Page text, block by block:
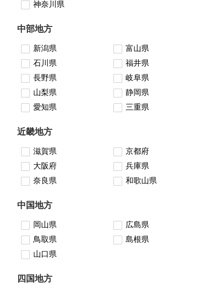
神奈川県
中部地方
新潟県
富山県
石川県
福井県
長野県
岐阜県
山梨県
静岡県
愛知県
三重県
近畿地方
滋賀県
京都府
大阪府
兵庫県
奈良県
和歌山県
中国地方
岡山県
広島県
鳥取県
島根県
山口県
四国地方